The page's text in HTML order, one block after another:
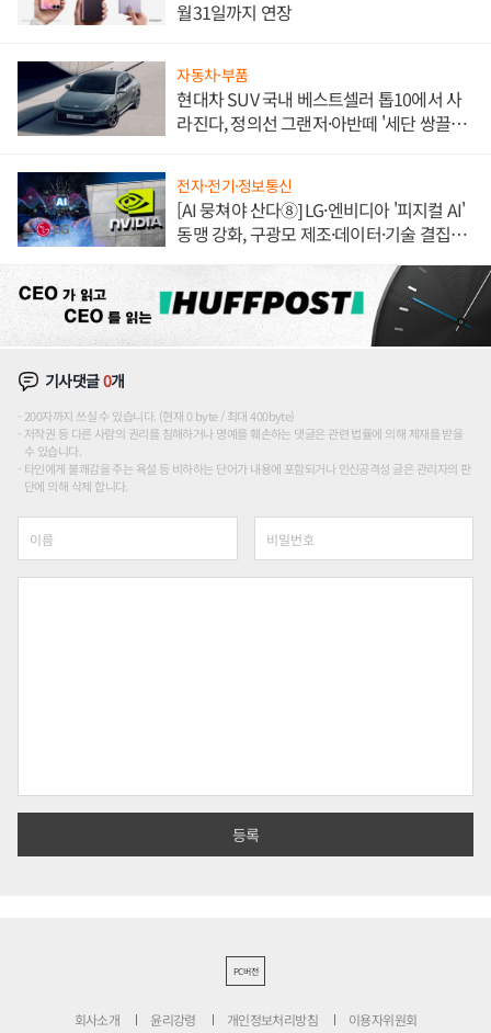
월31일까지 연장
자동차·부품
현대차 SUV 국내 베스트셀러 톱10에서 사
라진다, 정의선 그랜저·아반떼 '세단 쌍끌
전자·전기·정보통신
[AI 뭉쳐야 산다⑧] LG·엔비디아 '피지컬 AI'
동맹 강화, 구광모 제조·데이터·기술 결집
기사댓글0개
200자까지 쓰실 수 있습니다. (현재 0 byte / 최대 400byte)
저작권 등 다른 사람의 권리를 침해하거나 명예를 훼손하는 댓글은 관련 법률에 의해 제재를 받을
수 있습니다.
타인에게 불쾌감을 주는 욕설 등 비하하는 단어가 내용에 포함되거나 인신공격성 글은 관리자의 판
단에 의해 삭제 합니다.
PC버전
회사소개 윤리강령 개인정보처리방침 이용자위원회